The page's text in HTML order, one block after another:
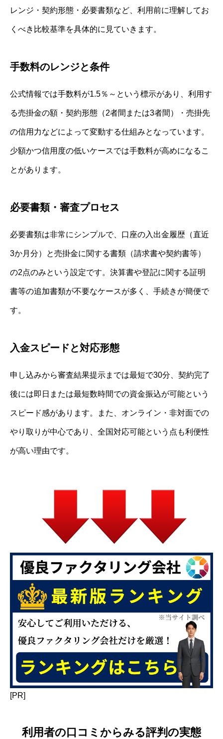
レンジ・契約形態・必要書類など、利用前に理解してお
くべき比較基準を具体的に見ていきます。
手数料のレンジと条件
公式情報では手数料が1.5％～という標示があり、利用す
る売掛金の額・契約形態（2者間または3者間）・売掛先
の信用力などによって変動する仕組みとなっています。
少額かつ信用度の低いケースでは手数料が高めになるこ
とがあります。
必要書類・審査プロセス
必要書類は非常にシンプルで、口座の入出金履歴（直近
3か月分）と売掛金に関する書類（請求書や契約書等）
の2点のみという設定です。決算書や登記に関する証明
書等の追加書類が不要なケースが多く、手続きが簡便で
す。
入金スピードと対応形態
申し込みから審査結果提示までは最短で30分、契約完了
後には即日または最短数時間での資金振込が可能という
スピード感があります。また、オンライン・非対面での
やり取りが中心であり、全国対応可能という点も利便性
が高い理由です。
[PR]
利用者の口コミからみる評判の実態